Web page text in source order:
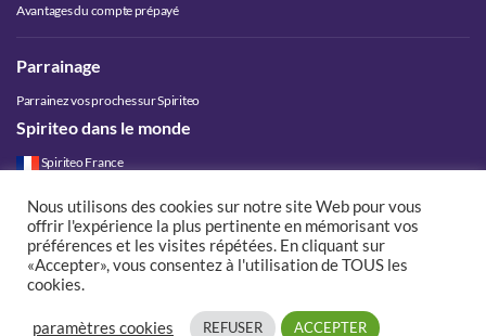
Avantages du compte prépayé
Parrainage
Parrainez vos proches sur Spiriteo
Spiriteo dans le monde
Spiriteo France
Spiriteo Luxembourg
Spiriteo Suisse
Spiriteo Canada
Nous utilisons des cookies sur notre site Web pour vous
offrir l'expérience la plus pertinente en mémorisant vos
préférences et les visites répétées. En cliquant sur
«Accepter», vous consentez à l'utilisation de TOUS les
cookies.
paramètres cookies REFUSER ACCEPTER